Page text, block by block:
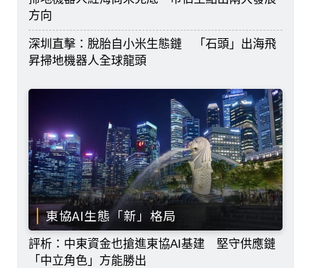
方向
深圳直擊：脫胎自小米生態鏈 「石頭」出海飛
昇掃地機器人全球龍頭
東協AI生態「新」格局
評析：中東資金也搶進東協AI基建 堅守供應鏈
「中立角色」方能勝出